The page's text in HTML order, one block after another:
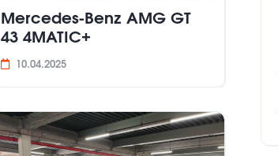
Mercedes-Benz AMG GT
43 4MATIC+
10.04.2025